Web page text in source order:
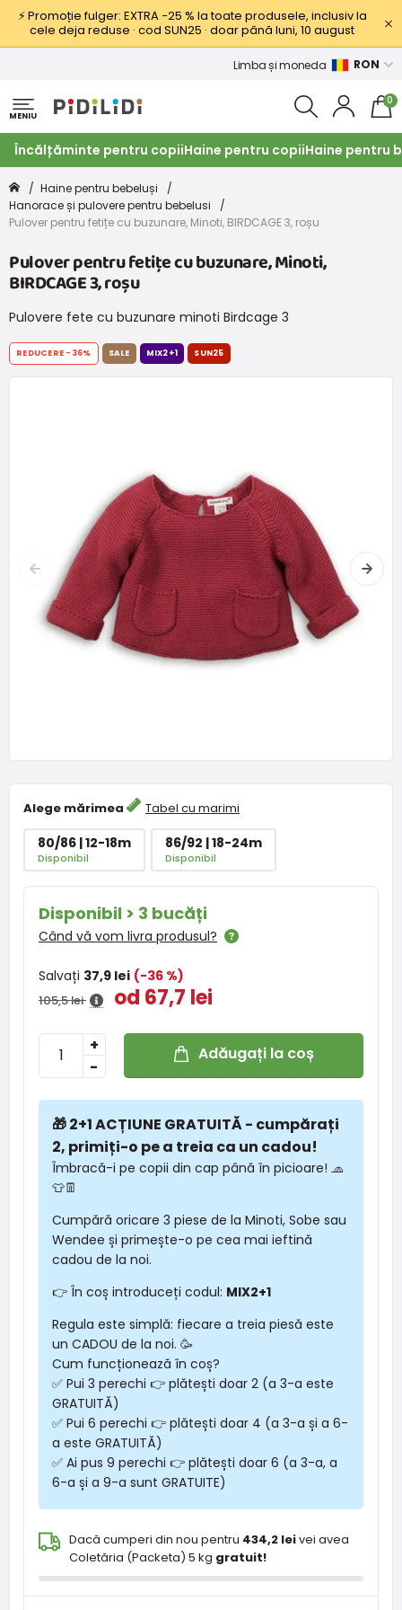
⚡ Promoție fulger: EXTRA −25 % la toate produsele, inclusiv la
cele deja reduse · cod SUN25 · doar până luni, 10 august
Limba și moneda RON
MENIU
0
Încălțăminte pentru copiiHaine pentru copiiHaine pentru
Haine pentru bebeluși
Hanorace și pulovere pentru bebelusi
Pulover pentru fetițe cu buzunare, Minoti, BIRDCAGE 3, roșu
Pulover pentru fetițe cu buzunare, Minoti,
BIRDCAGE 3, roșu
Pulovere fete cu buzunare minoti Birdcage 3
Alege mărimea Tabel cu marimi
80/86 | 12-18m
Disponibil
86/92 | 18-24m
Disponibil
Disponibil > 3 bucăți
Când vă vom livra produsul?
Salvați 37,9 lei (-36 %)
105,5 lei od 67,7 lei
-
+ Adăugați la coș
🎁 2+1 ACȚIUNE GRATUITĂ - cumpărați
2, primiți-o pe a treia ca un cadou!
Îmbracă-i pe copii din cap până în picioare! 🧢
👕👖
Cumpără oricare 3 piese de la Minoti, Sobe sau
Wendee și primește-o pe cea mai ieftină
cadou de la noi.
👉 În coș introduceți codul: MIX2+1
Regula este simplă: fiecare a treia piesă este
un CADOU de la noi. 🥳
Cum funcționează în coș?
✅ Pui 3 perechi 👉 plătești doar 2 (a 3-a este
GRATUITĂ)
✅ Pui 6 perechi 👉 plătești doar 4 (a 3-a și a 6-
a este GRATUITĂ)
✅ Ai pus 9 perechi 👉 plătești doar 6 (a 3-a, a
6-a și a 9-a sunt GRATUITE)
Dacă cumperi din nou pentru 434,2 leivei avea
Coletăria (Packeta) 5 kg gratuit!
REDUCERE -36% SALE MIX2+1 SUN25